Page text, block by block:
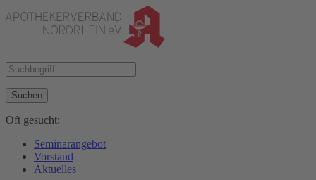
Suchen
Oft gesucht:
Seminarangebot
Vorstand
Aktuelles